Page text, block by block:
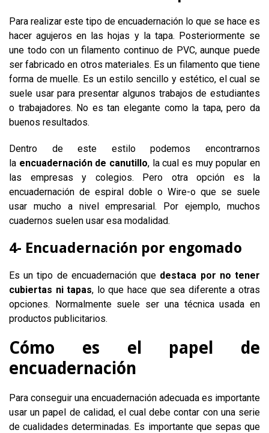
Para realizar este tipo de encuadernación lo que se hace es
hacer agujeros en las hojas y la tapa. Posteriormente se
une todo con un filamento continuo de PVC, aunque puede
ser fabricado en otros materiales. Es un filamento que tiene
forma de muelle. Es un estilo sencillo y estético, el cual se
suele usar para presentar algunos trabajos de estudiantes
o trabajadores. No es tan elegante como la tapa, pero da
buenos resultados.
Dentro de este estilo podemos encontrarnos
la encuadernación de canutillo, la cual es muy popular en
las empresas y colegios. Pero otra opción es la
encuadernación de espiral doble o Wire-o que se suele
usar mucho a nivel empresarial. Por ejemplo, muchos
cuadernos suelen usar esa modalidad.
4- Encuadernación por engomado
Es un tipo de encuadernación que destaca por no tener
cubiertas ni tapas, lo que hace que sea diferente a otras
opciones. Normalmente suele ser una técnica usada en
productos publicitarios.
Cómo es el papel de
encuadernación
Para conseguir una encuadernación adecuada es importante
usar un papel de calidad, el cual debe contar con una serie
de cualidades determinadas. Es importante que sepas que